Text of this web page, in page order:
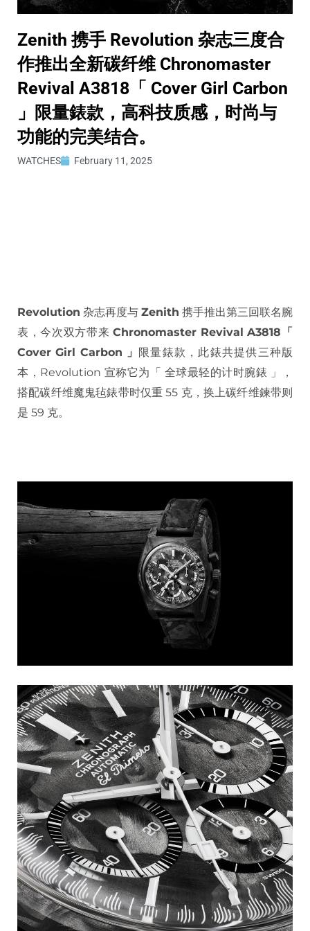
Zenith 携手 Revolution 杂志三度合
作推出全新碳纤维 Chronomaster
Revival A3818「 Cover Girl Carbon
」限量錶款，高科技质感，时尚与
功能的完美结合。
WATCHES February 11, 2025
Revolution 杂志再度与 Zenith 携手推出第三回联名腕
表，今次双方带来 Chronomaster Revival A3818「
Cover Girl Carbon 」 限量錶款，此錶共提供三种版
本，Revolution 宣称它为「 全球最轻的计时腕錶 」，
搭配碳纤维魔鬼毡錶带时仅重 55 克，换上碳纤维鍊带则
是 59 克。